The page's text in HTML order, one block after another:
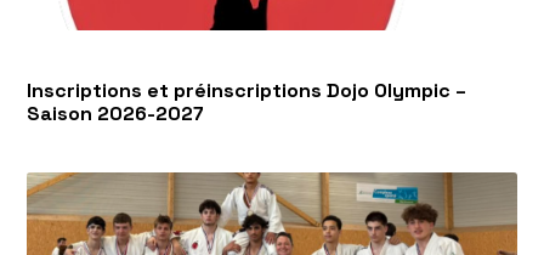
Inscriptions et préinscriptions Dojo Olympic –
Saison 2026-2027